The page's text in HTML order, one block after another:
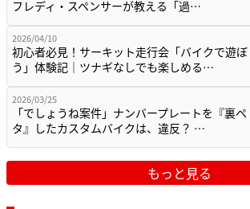
フレディ・スペンサーが教える「過…
2026/04/10
初心者必見！サーキット走行会「バイクで遊ぼ
う」体験記｜ツナギなしでも楽しめる…
2026/03/25
「でしょうね案件」ナンバープレートを『裏ペ
タ』したカスタムバイクは、違反？ …
もっと見る